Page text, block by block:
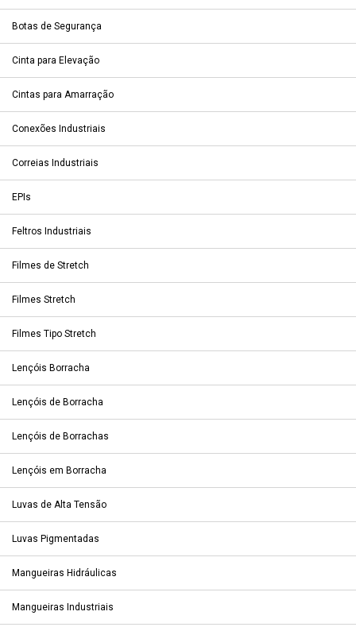
Botas de Segurança
Cinta para Elevação
Cintas para Amarração
Conexões Industriais
Correias Industriais
EPIs
Feltros Industriais
Filmes de Stretch
Filmes Stretch
Filmes Tipo Stretch
Lençóis Borracha
Lençóis de Borracha
Lençóis de Borrachas
Lençóis em Borracha
Luvas de Alta Tensão
Luvas Pigmentadas
Mangueiras Hidráulicas
Mangueiras Industriais